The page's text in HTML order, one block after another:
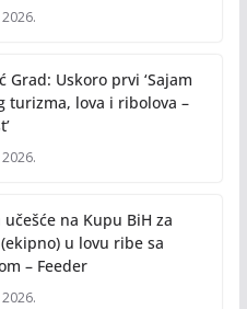
2026.
Grad: Uskoro prvi ‘Sajam
turizma, lova i ribolova –
2026.
učešće na Kupu BiH za
u lovu ribe sa
– Feeder
2026.